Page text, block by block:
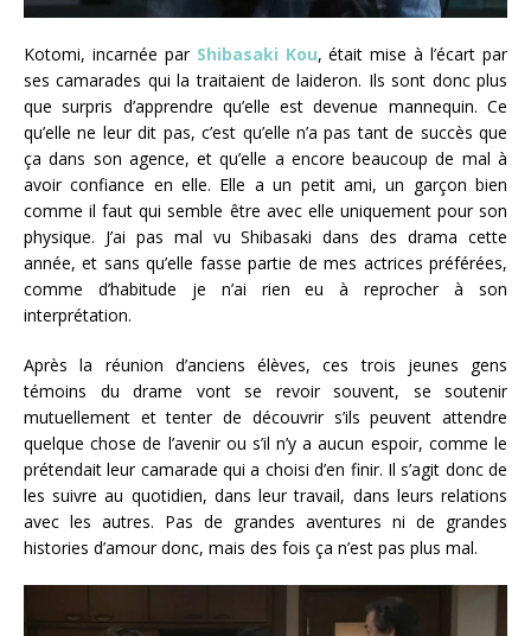
Kotomi, incarnée par Shibasaki Kou, était mise à l’écart par
ses camarades qui la traitaient de laideron. Ils sont donc plus
que surpris d’apprendre qu’elle est devenue mannequin. Ce
qu’elle ne leur dit pas, c’est qu’elle n’a pas tant de succès que
ça dans son agence, et qu’elle a encore beaucoup de mal à
avoir confiance en elle. Elle a un petit ami, un garçon bien
comme il faut qui semble être avec elle uniquement pour son
physique. J’ai pas mal vu Shibasaki dans des drama cette
année, et sans qu’elle fasse partie de mes actrices préférées,
comme d’habitude je n’ai rien eu à reprocher à son
interprétation.
Après la réunion d’anciens élèves, ces trois jeunes gens
témoins du drame vont se revoir souvent, se soutenir
mutuellement et tenter de découvrir s’ils peuvent attendre
quelque chose de l’avenir ou s’il n’y a aucun espoir, comme le
prétendait leur camarade qui a choisi d’en finir. Il s’agit donc de
les suivre au quotidien, dans leur travail, dans leurs relations
avec les autres. Pas de grandes aventures ni de grandes
histories d’amour donc, mais des fois ça n’est pas plus mal.